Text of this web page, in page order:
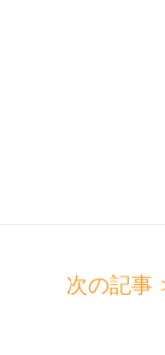
次の記事